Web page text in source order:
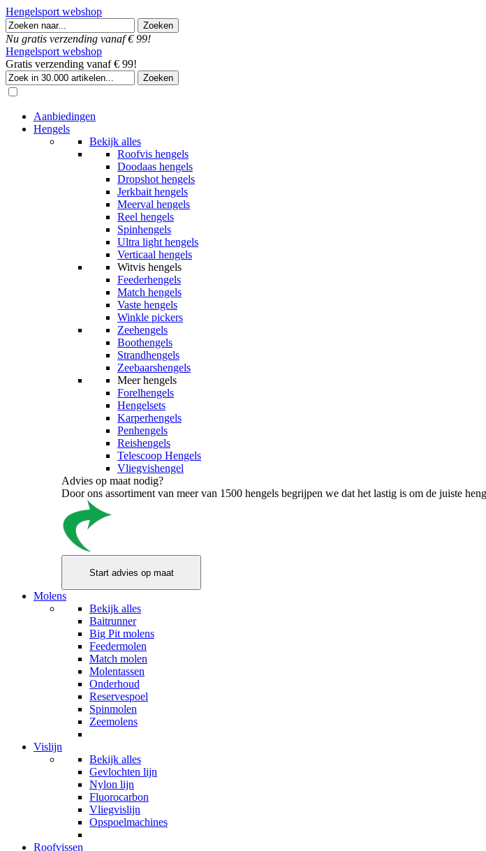
Hengelsport webshop
Nu gratis verzending vanaf € 99!
Hengelsport webshop
Gratis verzending vanaf € 99!
Aanbiedingen
Hengels
Bekijk alles
Roofvis hengels
Doodaas hengels
Dropshot hengels
Jerkbait hengels
Meerval hengels
Reel hengels
Spinhengels
Ultra light hengels
Verticaal hengels
Witvis hengels
Feederhengels
Match hengels
Vaste hengels
Winkle pickers
Zeehengels
Boothengels
Strandhengels
Zeebaarshengels
Meer hengels
Forelhengels
Hengelsets
Karperhengels
Penhengels
Reishengels
Telescoop Hengels
Vliegvishengel
Advies op maat nodig?
Door ons assortiment van meer van 1500 hengels begrijpen we dat het lastig is om de juiste
Molens
Bekijk alles
Baitrunner
Big Pit molens
Feedermolen
Match molen
Molentassen
Onderhoud
Reservespoel
Spinmolen
Zeemolens
Vislijn
Bekijk alles
Gevlochten lijn
Nylon lijn
Fluorocarbon
Vliegvislijn
Opspoelmachines
Roofvissen